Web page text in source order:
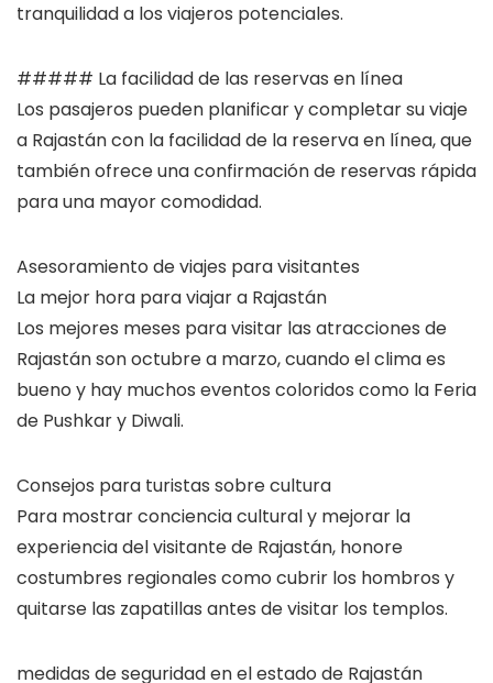
tranquilidad a los viajeros potenciales.
##### La facilidad de las reservas en línea
Los pasajeros pueden planificar y completar su viaje
a Rajastán con la facilidad de la reserva en línea, que
también ofrece una confirmación de reservas rápida
para una mayor comodidad.
Asesoramiento de viajes para visitantes
La mejor hora para viajar a Rajastán
Los mejores meses para visitar las atracciones de
Rajastán son octubre a marzo, cuando el clima es
bueno y hay muchos eventos coloridos como la Feria
de Pushkar y Diwali.
Consejos para turistas sobre cultura
Para mostrar conciencia cultural y mejorar la
experiencia del visitante de Rajastán, honore
costumbres regionales como cubrir los hombros y
quitarse las zapatillas antes de visitar los templos.
medidas de seguridad en el estado de Rajastán